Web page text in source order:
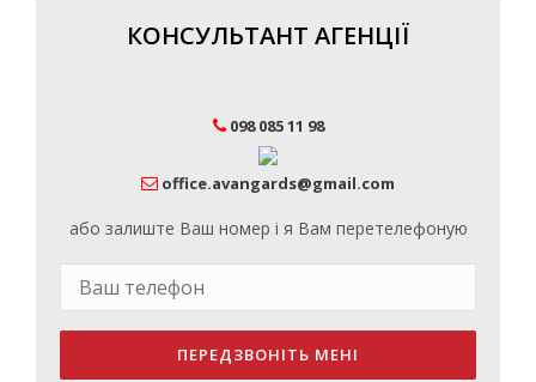
КОНСУЛЬТАНТ АГЕНЦІЇ
098 085 11 98
office.avangards@gmail.com
або залиште Ваш номер і я Вам перетелефоную
ПЕРЕДЗВОНІТЬ МЕНІ